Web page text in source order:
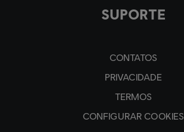
SUPORTE
CONTATOS
PRIVACIDADE
TERMOS
CONFIGURAR COOKIES